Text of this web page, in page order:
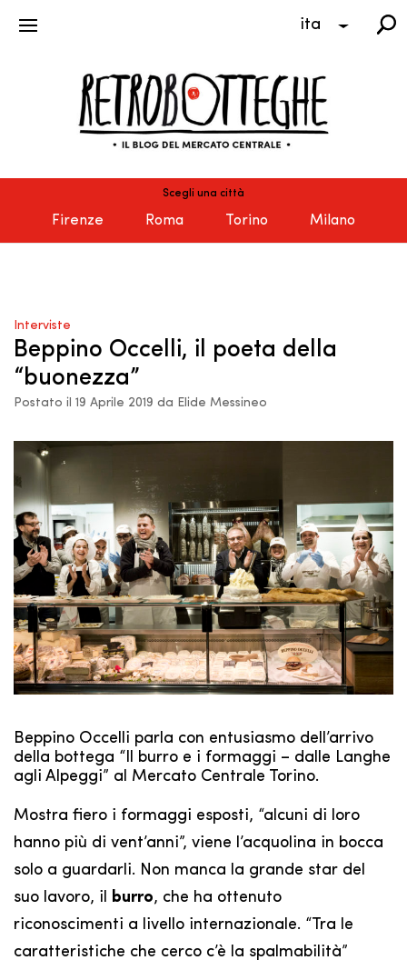
ita
Scegli una città
Firenze Roma Torino Milano
Interviste
Beppino Occelli, il poeta della
“buonezza”
Postato il 19 Aprile 2019 da Elide Messineo
Beppino Occelli parla con entusiasmo dell’arrivo
della bottega “Il burro e i formaggi – dalle Langhe
agli Alpeggi” al Mercato Centrale Torino.
Mostra fiero i formaggi esposti, “alcuni di loro
hanno più di vent’anni”, viene l’acquolina in bocca
solo a guardarli. Non manca la grande star del
suo lavoro, il burro, che ha ottenuto
riconoscimenti a livello internazionale. “Tra le
caratteristiche che cerco c’è la spalmabilità”